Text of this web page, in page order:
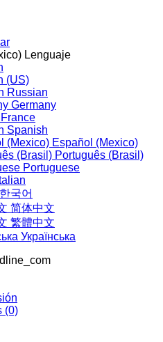
Lenguaje
(US)
Russian
Germany
France
Spanish
Español (Mexico)
Português (Brasil)
Portuguese
한국어
简体中文
繁體中文
Українська
(0)